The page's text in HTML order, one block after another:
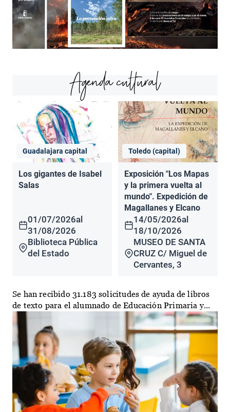
Agenda cultural
Guadalajara capital
Los gigantes de Isabel
Salas
01/07/2026al
31/08/2026
Biblioteca Pública
del Estado
Toledo (capital)
Exposición "Los Mapas
y la primera vuelta al
mundo". Expedición de
Magallanes y Elcano
14/05/2026al
18/10/2026
MUSEO DE SANTA
CRUZ C/ Miguel de
Cervantes, 3
Se han recibido 31.183 solicitudes de ayuda de libros
de texto para el alumnado de Educación Primaria y...